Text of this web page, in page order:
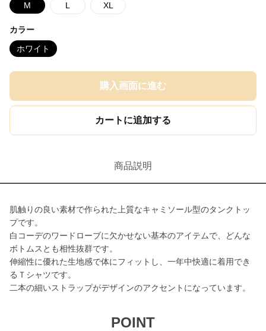
M L XL
カラー
ホワイト
購入画面に進む
カートに追加する
商品説明
肌触りの良い素材で作られた上質なキャミソール型のタンクトッ
プです。
白コーデのワードローブに欠かせない基本のアイテムで、どんな
ボトムスとも相性抜群です。
伸縮性に優れた生地感で体にフィットし、一年中快適に着用でき
るＴシャツです。
二本の細いストラップがデザインのアクセントになっています。
POINT